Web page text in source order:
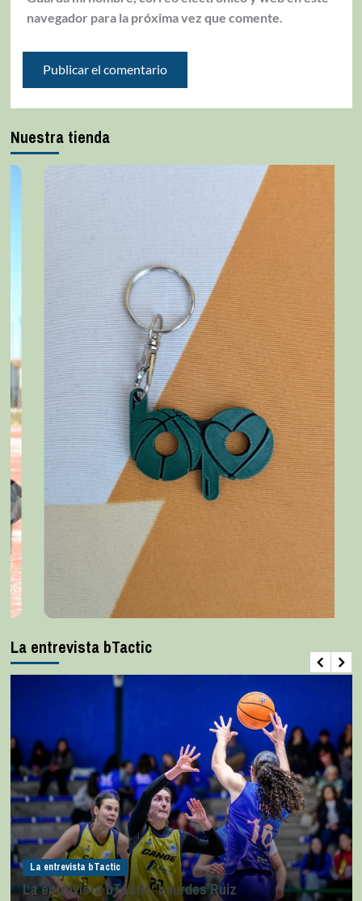
navegador para la próxima vez que comente.
Nuestra tienda
La entrevista bTactic
La entrevista bTactic
La entrevista bTactic: Lourdes Ruiz